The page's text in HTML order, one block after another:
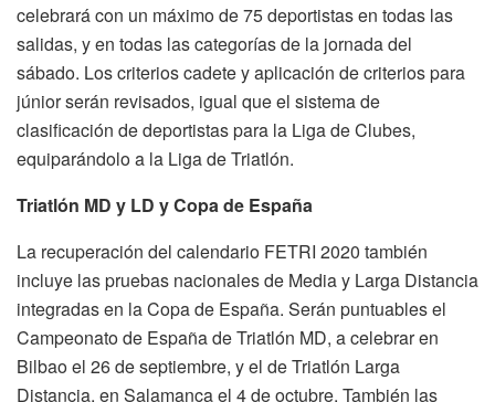
celebrará con un máximo de 75 deportistas en todas las
salidas, y en todas las categorías de la jornada del
sábado. Los criterios cadete y aplicación de criterios para
júnior serán revisados, igual que el sistema de
clasificación de deportistas para la Liga de Clubes,
equiparándolo a la Liga de Triatlón.
Triatlón MD y LD y Copa de España
La recuperación del calendario FETRI 2020 también
incluye las pruebas nacionales de Media y Larga Distancia
integradas en la Copa de España. Serán puntuables el
Campeonato de España de Triatlón MD, a celebrar en
Bilbao el 26 de septiembre, y el de Triatlón Larga
Distancia, en Salamanca el 4 de octubre. También las